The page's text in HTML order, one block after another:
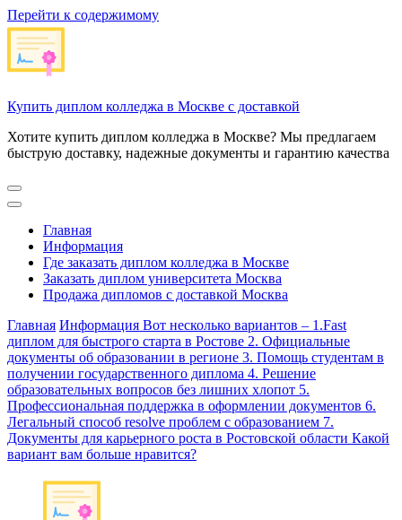
Перейти к содержимому
Купить диплом колледжа в Москве с доставкой
Хотите купить диплом колледжа в Москве? Мы предлагаем
быструю доставку, надежные документы и гарантию качества
Главная
Информация
Где заказать диплом колледжа в Москве
Заказать диплом университета Москва
Продажа дипломов с доставкой Москва
Главная Информация Вот несколько вариантов – 1.Fast
диплом для быстрого старта в Ростове 2. Официальные
документы об образовании в регионе 3. Помощь студентам в
получении государственного диплома 4. Решение
образовательных вопросов без лишних хлопот 5.
Профессиональная поддержка в оформлении документов 6.
Легальный способ resolve проблем с образованием 7.
Документы для карьерного роста в Ростовской области Какой
вариант вам больше нравится?